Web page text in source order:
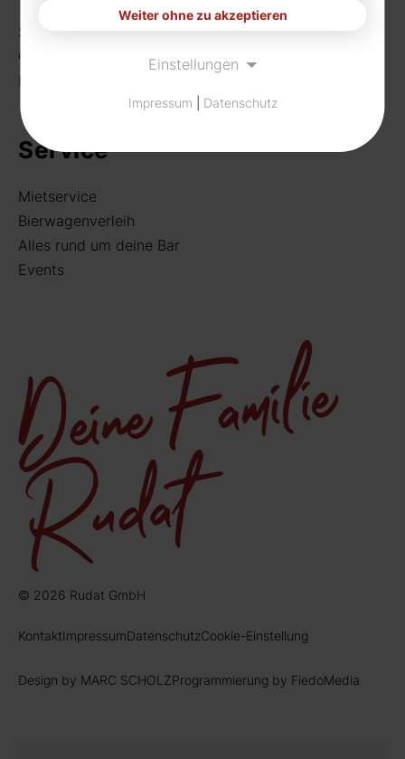
Sortiment
Craft Beer
Rund um deine Bar
Service
Mietservice
Bierwagenverleih
Alles rund um deine Bar
Events
© 2026 Rudat GmbH
KontaktImpressumDatenschutzCookie-Einstellung
Design by MARC SCHOLZProgrammierung by FiedoMedia
Weiter ohne zu akzeptieren
Einstellungen
Impressum Datenschutz